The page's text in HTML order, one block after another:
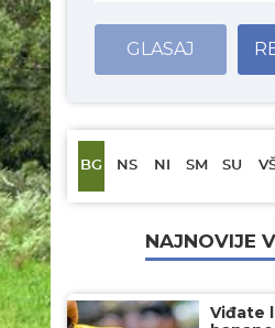
GLASAJ
BG NS NI SM SU
NAJNOVIJE
Viđate